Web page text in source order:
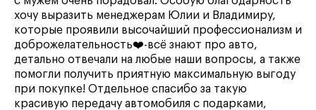
хочу выразить менеджерам Юлии и Владимиру,
которые проявили высочайший профессионализм и
доброжелательность❤️-всё знают про авто,
детально отвечали на любые наши вопросы, а также
помогли получить приятную максимальную выгоду
при покупке! Отдельное спасибо за такую
красивую передачу автомобиля с подарками,